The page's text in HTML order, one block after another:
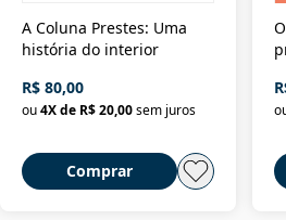
A Coluna Prestes: Uma
história do interior
R$ 80,00
ou4X de R$ 20,00sem juros
Comprar